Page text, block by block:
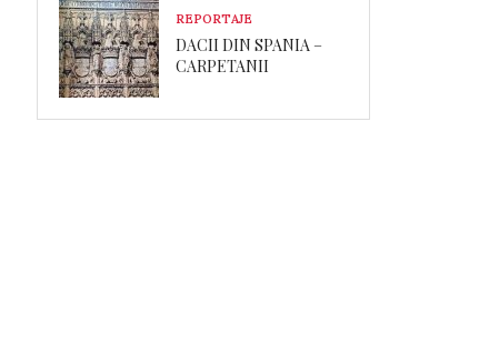
REPORTAJE
DACII DIN SPANIA –
CARPETANII